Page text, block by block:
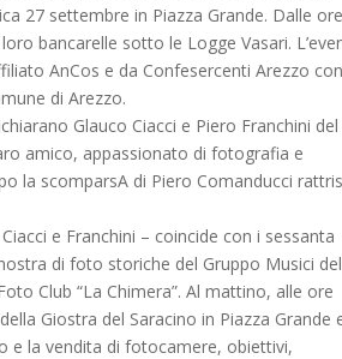
27 settembre in Piazza Grande. Dalle
bancarelle sotto le Logge Vasari.
AnCos e da Confesercenti Arezzo
di Arezzo.
Glauco Ciacci e Piero Franchini del
amico, appassionato di fotografia e
la scomparsA di Piero Comanducci
e Franchini – coincide con i sessanta
di foto storiche del Gruppo Musici
Club “La Chimera”. Al mattino, alle ore
Giostra del Saracino in Piazza Grande
e la vendita di fotocamere, obiettivi,